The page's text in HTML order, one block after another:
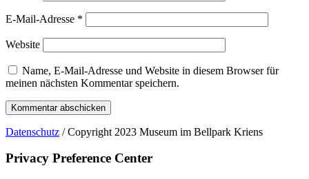
E-Mail-Adresse *
Website
Name, E-Mail-Adresse und Website in diesem Browser für
meinen nächsten Kommentar speichern.
Datenschutz / Copyright 2023 Museum im Bellpark Kriens
Privacy Preference Center